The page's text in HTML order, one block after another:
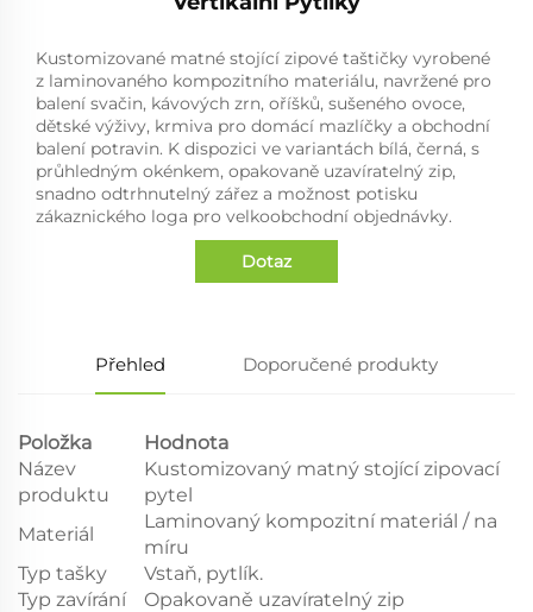
Kustomizované matné stojící zipové taštičky vyrobené
z laminovaného kompozitního materiálu, navržené pro
balení svačin, kávových zrn, oříšků, sušeného ovoce,
dětské výživy, krmiva pro domácí mazlíčky a obchodní
balení potravin. K dispozici ve variantách bílá, černá, s
průhledným okénkem, opakovaně uzavíratelný zip,
snadno odtrhnutelný zářez a možnost potisku
zákaznického loga pro velkoobchodní objednávky.
Dotaz
Přehled Doporučené produkty
Položka
Hodnota
Název
produktu
Kustomizovaný matný stojící zipovací
pytel
Materiál
Laminovaný kompozitní materiál / na
míru
Typ tašky
Vstaň, pytlík.
Typ zavírání
Opakovaně uzavíratelný zip